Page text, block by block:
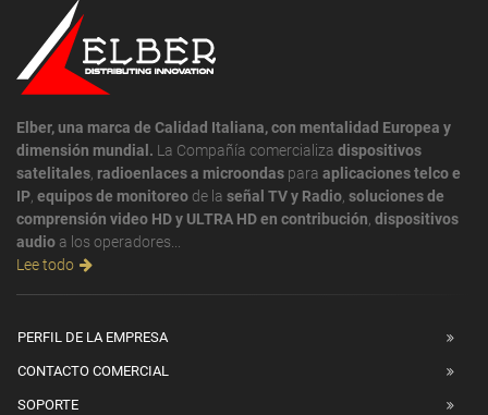
Elber, una marca de Calidad Italiana, con mentalidad Europea y
dimensión mundial. La Compañía comercializa dispositivos
satelitales, radioenlaces a microondas para aplicaciones telco e
IP, equipos de monitoreo de la señal TV y Radio, soluciones de
comprensión video HD y ULTRA HD en contribución, dispositivos
audio a los operadores...
Lee todo
PERFIL DE LA EMPRESA
CONTACTO COMERCIAL
SOPORTE